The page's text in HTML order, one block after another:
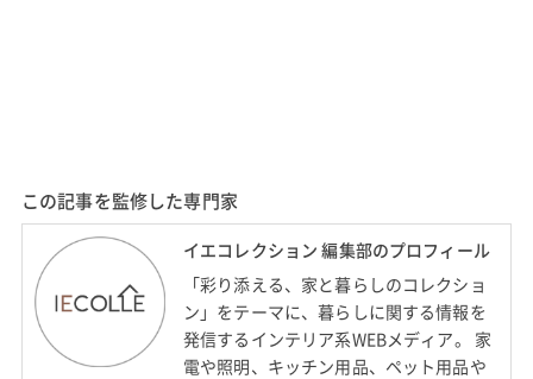
この記事を監修した専門家
イエコレクション 編集部のプロフィール
「彩り添える、家と暮らしのコレクショ
ン」をテーマに、暮らしに関する情報を
発信するインテリア系WEBメディア。 家
電や照明、キッチン用品、ペット用品や